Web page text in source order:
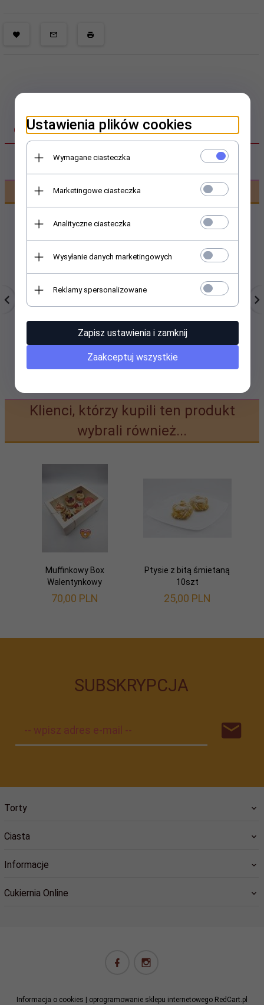
OPINIE KLIENTÓW
Polecamy
Drożdżówka z kakao
PLN
Pączki z marmoladą
6,90
Klienci, którzy kupili ten produkt
wybrali również...
Muffinkowy Box
Walentynkowy
70,00 PLN
Ptysie z bitą śmietaną
10szt
25,00 PLN
SUBSKRYPCJA
-- wpisz adres e-mail --
Torty
Ciasta
Informacje
Cukiernia Online
Informacja o cookies | oprogramowanie sklepu internetowego RedCart.pl
Ustawienia plików cookies
Wymagane ciasteczka
Marketingowe ciasteczka
Analityczne ciasteczka
Wysyłanie danych marketingowych
Reklamy spersonalizowane
Zapisz ustawienia i zamknij
Zaakceptuj wszystkie